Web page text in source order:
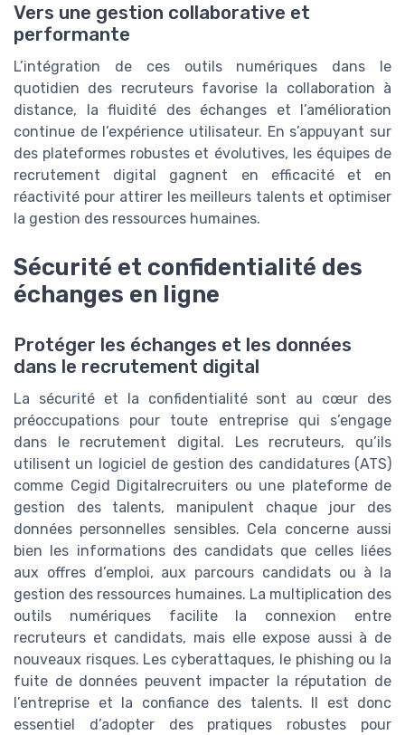
Vers une gestion collaborative et
performante
L’intégration de ces outils numériques dans le
quotidien des recruteurs favorise la collaboration à
distance, la fluidité des échanges et l’amélioration
continue de l’expérience utilisateur. En s’appuyant sur
des plateformes robustes et évolutives, les équipes de
recrutement digital gagnent en efficacité et en
réactivité pour attirer les meilleurs talents et optimiser
la gestion des ressources humaines.
Sécurité et confidentialité des
échanges en ligne
Protéger les échanges et les données
dans le recrutement digital
La sécurité et la confidentialité sont au cœur des
préoccupations pour toute entreprise qui s’engage
dans le recrutement digital. Les recruteurs, qu’ils
utilisent un logiciel de gestion des candidatures (ATS)
comme Cegid Digitalrecruiters ou une plateforme de
gestion des talents, manipulent chaque jour des
données personnelles sensibles. Cela concerne aussi
bien les informations des candidats que celles liées
aux offres d’emploi, aux parcours candidats ou à la
gestion des ressources humaines. La multiplication des
outils numériques facilite la connexion entre
recruteurs et candidats, mais elle expose aussi à de
nouveaux risques. Les cyberattaques, le phishing ou la
fuite de données peuvent impacter la réputation de
l’entreprise et la confiance des talents. Il est donc
essentiel d’adopter des pratiques robustes pour